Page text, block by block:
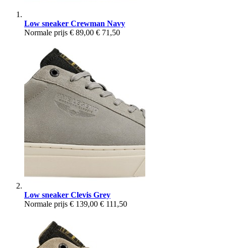
Low sneaker Crewman Navy
Normale prijs € 89,00 € 71,50
Low sneaker Clevis Grey
Normale prijs € 139,00 € 111,50